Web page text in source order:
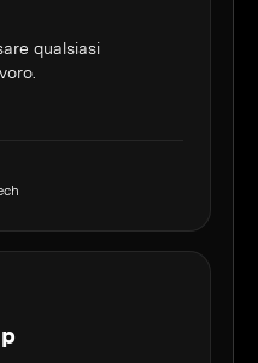
qualsiasi